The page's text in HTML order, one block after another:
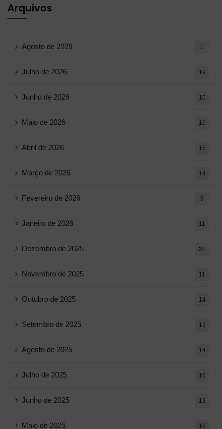
Arquivos
Agosto de 2026 1
Julho de 2026 19
Junho de 2026 10
Maio de 2026 16
Abril de 2026 15
Março de 2026 14
Fevereiro de 2026 9
Janeiro de 2026 11
Dezembro de 2025 20
Novembro de 2025 11
Outubro de 2025 14
Setembro de 2025 13
Agosto de 2025 14
Julho de 2025 16
Junho de 2025 13
Maio de 2025 16